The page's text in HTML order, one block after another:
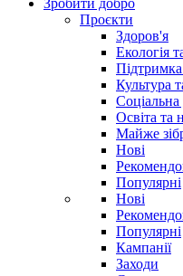
Зробити добро
Проєкти
Здоров'я
Екологія
Культура
Освіта та
Майже
Нові
Популярні
Нові
Популярні
Кампанії
Заходи